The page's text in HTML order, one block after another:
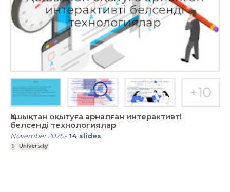
Қашықтан оқытуға арналған интерактивті
белсенді технологиялар
November 2025- 14 slides
1 University